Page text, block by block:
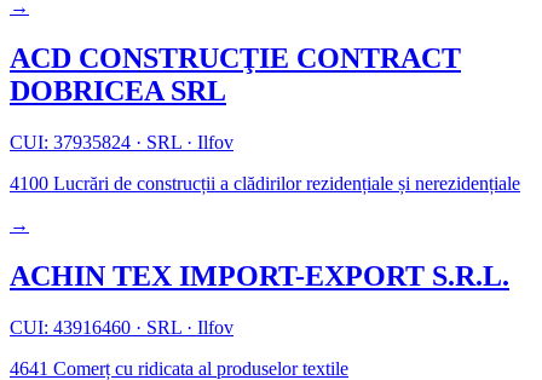
→
ACD CONSTRUCŢIE CONTRACT
DOBRICEA SRL
CUI: 37935824 · SRL · Ilfov
4100 Lucrări de construcții a clădirilor rezidențiale și nerezidențiale
→
ACHIN TEX IMPORT-EXPORT S.R.L.
CUI: 43916460 · SRL · Ilfov
4641 Comerț cu ridicata al produselor textile